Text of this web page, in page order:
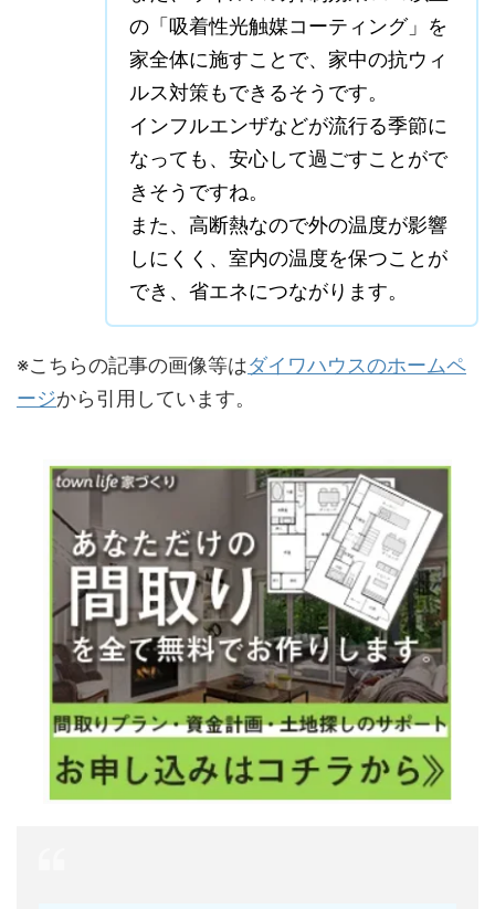
の「吸着性光触媒コーティング」を
家全体に施すことで、家中の抗ウィ
ルス対策もできるそうです。
インフルエンザなどが流行る季節に
なっても、安心して過ごすことがで
きそうですね。
また、高断熱なので外の温度が影響
しにくく、室内の温度を保つことが
でき、省エネにつながります。
※こちらの記事の画像等はダイワハウスのホームペ
ージから引用しています。